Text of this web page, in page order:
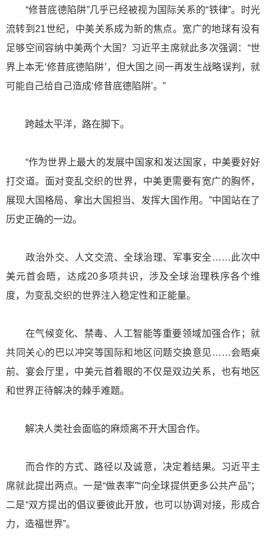
“修昔底德陷阱”几乎已经被视为国际关系的“铁律”。时光
流转到21世纪，中美关系成为新的焦点。宽广的地球有没有
足够空间容纳中美两个大国？习近平主席就此多次强调：“世
界上本无‘修昔底德陷阱’，但大国之间一再发生战略误判，就
可能自己给自己造成‘修昔底德陷阱’。”
跨越太平洋，路在脚下。
“作为世界上最大的发展中国家和发达国家，中美要好好
打交道。面对变乱交织的世界，中美更需要有宽广的胸怀，
展现大国格局、拿出大国担当、发挥大国作用。”中国站在了
历史正确的一边。
政治外交、人文交流、全球治理、军事安全……此次中
美元首会晤，达成20多项共识，涉及全球治理秩序各个维
度，为变乱交织的世界注入稳定性和正能量。
在气候变化、禁毒、人工智能等重要领域加强合作；就
共同关心的巴以冲突等国际和地区问题交换意见……会晤桌
前、宴会厅里，中美元首着眼的不仅是双边关系，也有地区
和世界正待解决的棘手难题。
解决人类社会面临的麻烦离不开大国合作。
而合作的方式、路径以及诚意，决定着结果。习近平主
席就此提出两点。一是“做表率”“向全球提供更多公共产品”；
二是“双方提出的倡议要彼此开放，也可以协调对接，形成合
力，造福世界”。